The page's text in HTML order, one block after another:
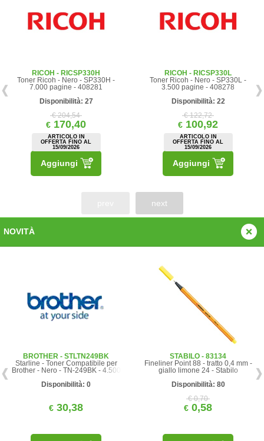
RICOH - RICSP330H
Toner Ricoh - Nero - SP330H -
7.000 pagine - 408281
Disponibilità: 27
€ 204,54
€ 170,40
ARTICOLO IN
OFFERTA FINO AL
15/09/2026
Aggiungi
RICOH - RICSP330L
Toner Ricoh - Nero - SP330L -
3.500 pagine - 408278
Disponibilità: 22
€ 122,72
€ 100,92
ARTICOLO IN
OFFERTA FINO AL
15/09/2026
Aggiungi
next
NOVITÀ
BROTHER - STLTN249BK
Starline - Toner Compatibile per
Brother - Nero - TN-249BK - 4.500
Disponibilità: 0
€ 30,38
STABILO - 83134
Fineliner Point 88 - tratto 0,4 mm -
giallo limone 24 - Stabilo
Disponibilità: 80
€ 0,70
€ 0,58